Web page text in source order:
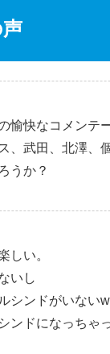
愉快なコメンテ
、武田、北澤、
うか？
しい。
いし
シンドがいないw
ンドになっちゃ